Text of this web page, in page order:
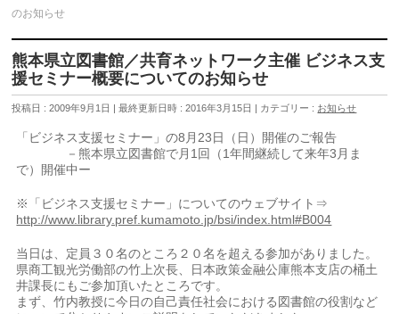
のお知らせ
熊本県立図書館／共育ネットワーク主催 ビジネス支
援セミナー概要についてのお知らせ
投稿日 : 2009年9月1日 最終更新日時 : 2016年3月15日 カテゴリー : お知らせ
「ビジネス支援セミナー」の8月23日（日）開催のご報告
－熊本県立図書館で月1回（1年間継続して来年3月ま
で）開催中ー
※「ビジネス支援セミナー」についてのウェブサイト⇒
http://www.library.pref.kumamoto.jp/bsi/index.html#B004
当日は、定員３０名のところ２０名を超える参加がありました。
県商工観光労働部の竹上次長、日本政策金融公庫熊本支店の桶土
井課長にもご参加頂いたところです。
まず、竹内教授に今日の自己責任社会における図書館の役割など